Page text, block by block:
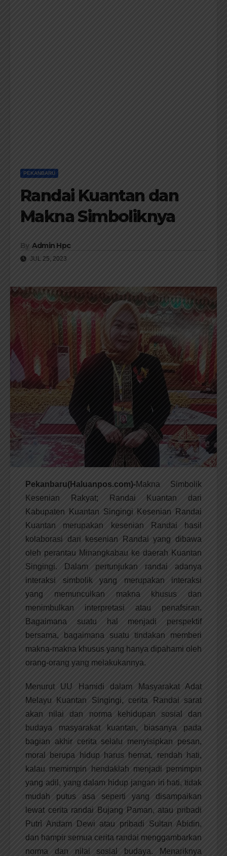
PEKANBARU
Randai Kuantan dan
Makna Simboliknya
By Admin Hpc
JUL 25, 2023
Pekanbaru(Haluanpos.com)-Makna Simbolik
Kesenian Rakyat; Randai Kuantan dari
Kabupaten Kuantan Singingi Kesenian Randai
Kuantan merupakan kesenian Randai hasil
kolaborasi dari kesenian Randai yang dibawa
oleh perantau Minangkabau ke daerah Kuantan
Singingi. Dalam pertunjukan randai adanya
interaksi simbolik yang merupakan interaksi
yang memunculkan makna khusus dan
menimbulkan interpretasi atau penafsiran.
Bagaimana suatu hal menjadi perspektif
bersama, bagaimana suatu tindakan memberi
makna-makna khusus yang hanya dipahami oleh
orang-orang yang melakukannya.
Menurut UU Hamidi dalam Masyarakat Adat
Melayu Kuantan Singingi, cerita Randai sarat
akan nilai dan norma kehidupan sosial dan
budaya masyarakat kuantan, biasanya pada
bagian akhir cerita selalu menyisipkan pesan,
moral berupa hidup harus hemat, rendah hati,
kalau memimpin hendaklah menjadi pemimpin
yang adil, yang dalam hidup jangan iri hati, tidak
mudah putus asa seperti yang disampaikan
lewat cerita randai Bujang Paman, atau pribadi
Putrì Andam Dewi atau pribadi Sultan Abidin,
dan hampir semua cerita randai menggambarkan
norma dan nilai sosial budaya. Menariknya